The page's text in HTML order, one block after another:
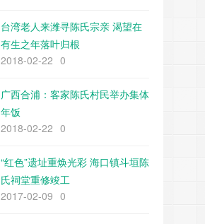
台湾老人来潍寻陈氏宗亲 渴望在
有生之年落叶归根
2018-02-22 0
广西合浦：客家陈氏村民举办集体
年饭
2018-02-22 0
“红色”遗址重焕光彩 海口镇斗垣陈
氏祠堂重修竣工
2017-02-09 0